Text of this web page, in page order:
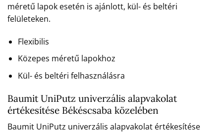
méretű lapok esetén is ajánlott, kül- és beltéri
felületeken.
Flexibilis
Közepes méretű lapokhoz
Kül- és beltéri felhasználásra
Baumit UniPutz univerzális alapvakolat
értékesítése Békéscsaba közelében
Baumit UniPutz univerzális alapvakolat értékesítése